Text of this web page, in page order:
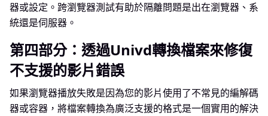
器或設定。跨瀏覽器測試有助於隔離問題是出在瀏覽器、系
統還是伺服器。
第四部分：透過Univd轉換檔案來修復
不支援的影片錯誤
如果瀏覽器播放失敗是因為您的影片使用了不常見的編解碼
器或容器，將檔案轉換為廣泛支援的格式是一個實用的解決